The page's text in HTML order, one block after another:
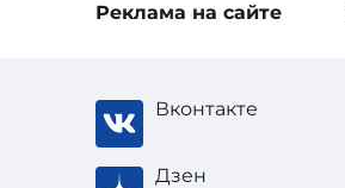
Реклама на сайте
Вконтакте
Дзен